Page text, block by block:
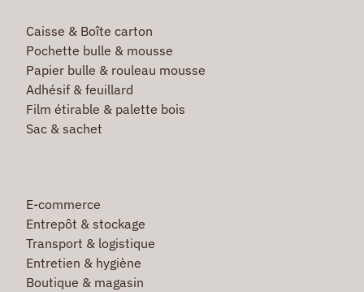
Caisse & Boîte carton
Pochette bulle & mousse
Papier bulle & rouleau mousse
Adhésif & feuillard
Film étirable & palette bois
Sac & sachet
E-commerce
Entrepôt & stockage
Transport & logistique
Entretien & hygiène
Boutique & magasin